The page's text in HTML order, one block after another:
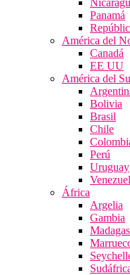
Panamá
América del
Canadá
EE UU
América del
Bolivia
Brasil
Chile
Perú
Uruguay
África
Argelia
Gambia